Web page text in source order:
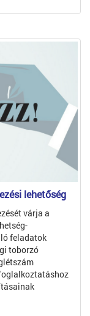
lehetőség
várja a
feladatok
toborzó